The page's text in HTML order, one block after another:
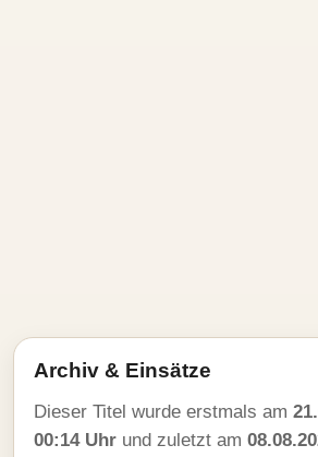
Archiv & Einsätze
Dieser Titel wurde erstmals am
00:14 Uhr und zuletzt am